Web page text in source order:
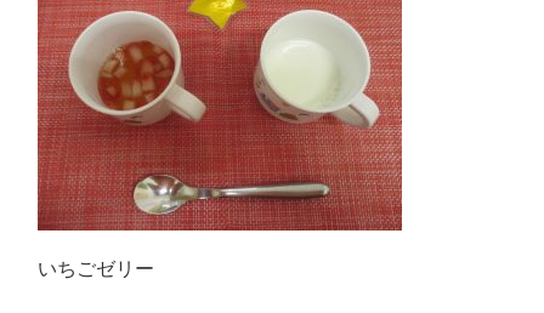
いちごゼリー